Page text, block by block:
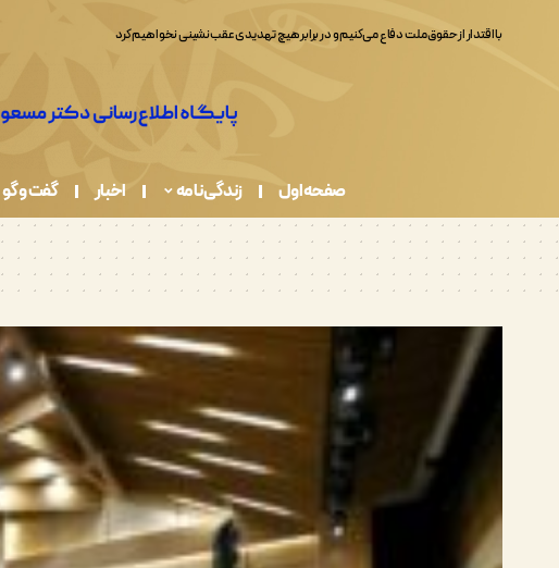
صفحه اول زندگی نامه اخبار گفت و گو